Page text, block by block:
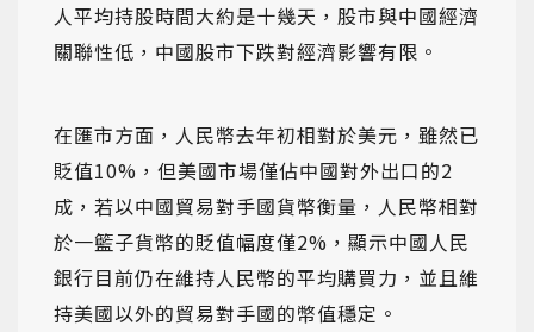
人平均持股時間大約是十幾天，股市與中國經濟
關聯性低，中國股市下跌對經濟影響有限。
在匯市方面，人民幣去年初相對於美元，雖然已
貶值10%，但美國市場僅佔中國對外出口的2
成，若以中國貿易對手國貨幣衡量，人民幣相對
於一籃子貨幣的貶值幅度僅2%，顯示中國人民
銀行目前仍在維持人民幣的平均購買力，並且維
持美國以外的貿易對手國的幣值穩定。